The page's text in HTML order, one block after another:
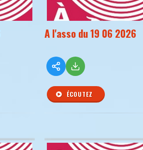
A l'asso du 19 06 2026
ÉCOUTEZ